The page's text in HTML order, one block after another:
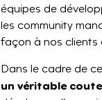
équipes de
les community
façon à nos clients
Dans le cadre de
un véritable